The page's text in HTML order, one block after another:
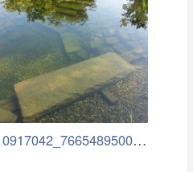
10917042_766548950087847…